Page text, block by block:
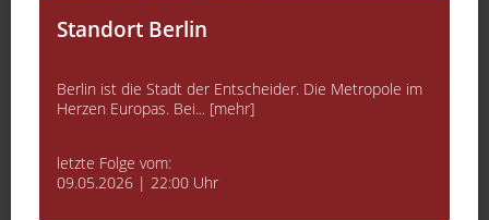
Standort Berlin
Berlin ist die Stadt der Entscheider. Die Metropole im
Herzen Europas. Bei... [mehr]
letzte Folge vom:
09.05.2026 | 22:00 Uhr